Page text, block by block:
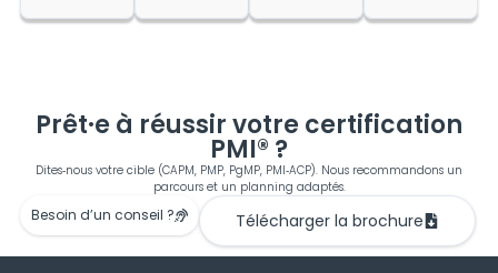
Prêt·e à réussir votre certification
PMI® ?
Dites‑nous votre cible (CAPM, PMP, PgMP, PMI‑ACP). Nous recommandons un
parcours et un planning adaptés.
Besoin d’un conseil ? Télécharger la brochure